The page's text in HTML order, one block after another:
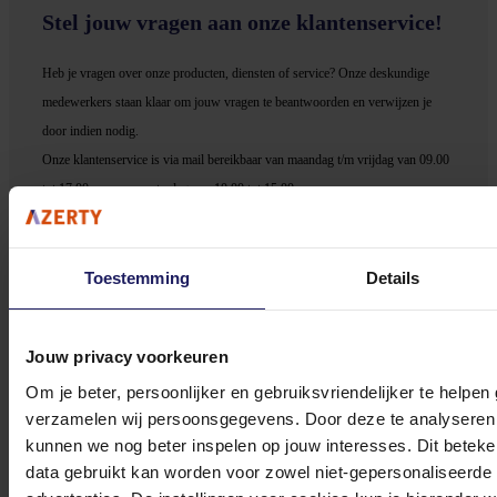
Toestemming Details
Jouw privacy voorkeuren
Om je beter, persoonlijker en gebruiksvriendelijker te
verzamelen wij persoonsgegevens. Door deze te
kunnen we nog beter inspelen op jouw interesses. Dit
data gebruikt kan worden voor zowel niet-
Stel jouw vragen aan onze klantenservice!
Heb je vragen over onze producten, diensten of service? Onze deskundige
medewerkers staan klaar om jouw vragen te beantwoorden en verwijzen je
door indien nodig.
Onze klantenservice is via mail bereikbaar van maandag t/m vrijdag van 09.00
tot 17.00 uur en op zaterdag van 10.00 tot 15.00 uur.
Bekijk onze veelgestelde vragen